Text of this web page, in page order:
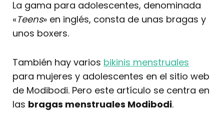
La gama para adolescentes, denominada
«Teens» en inglés, consta de unas bragas y
unos boxers.
También hay varios bikinis menstruales
para mujeres y adolescentes en el sitio web
de Modibodi. Pero este artículo se centra en
las bragas menstruales Modibodi.